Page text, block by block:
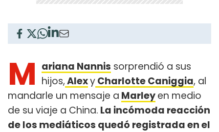
M ariana Nannis sorprendió a sus
hijos,AlexyCharlotte Caniggia, al
mandarle un mensaje a Marleyen medio
de su viaje a China. La incómoda reacción
de los mediáticos quedó registrada en el